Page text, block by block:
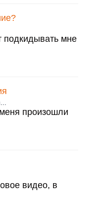
подкидывать мне
произошли
видео, в